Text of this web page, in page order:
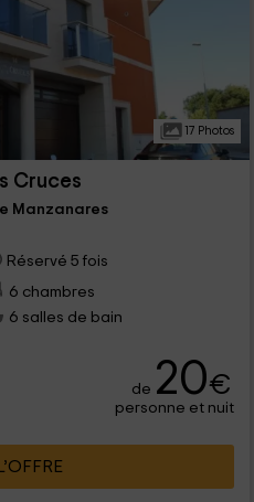
17 Photos
Cruces
Manzanares
Réservé 5 fois
6 chambres
6 salles de bain
de 20€
personne et nuit